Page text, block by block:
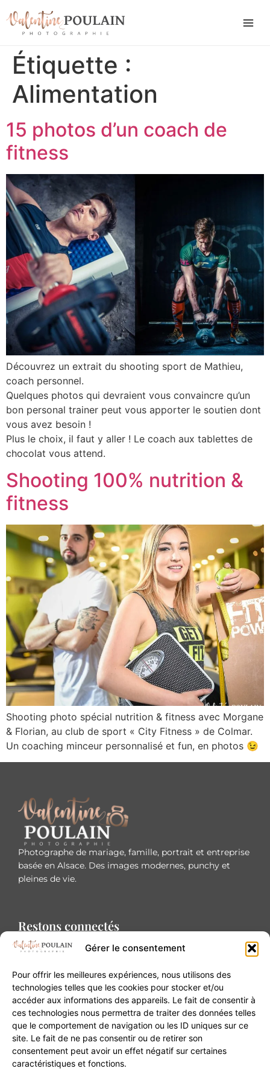
Gérer le consentement
Pour offrir les meilleures expériences, nous utilisons des
technologies telles que les cookies pour stocker et/ou
accéder aux informations des appareils. Le fait de consentir à
ces technologies nous permettra de traiter des données telles
que le comportement de navigation ou les ID uniques sur ce
site. Le fait de ne pas consentir ou de retirer son
consentement peut avoir un effet négatif sur certaines
caractéristiques et fonctions.
Étiquette :
Alimentation
15 photos d’un coach de
fitness
Découvrez un extrait du shooting sport de Mathieu,
coach personnel.
Quelques photos qui devraient vous convaincre qu’un
bon personal trainer peut vous apporter le soutien dont
vous avez besoin !
Plus le choix, il faut y aller ! Le coach aux tablettes de
chocolat vous attend.
Shooting 100% nutrition &
fitness
Shooting photo spécial nutrition & fitness avec Morgane
& Florian, au club de sport « City Fitness » de Colmar.
Un coaching minceur personnalisé et fun, en photos 😉
Photographe de mariage, famille, portrait et entreprise
basée en Alsace. Des images modernes, punchy et
pleines de vie.
Restons connectés
Contact
20B Grand Rue 68180 Horbourg-Wihr
06 84 93 03 01
contact@valentinepoulain.com